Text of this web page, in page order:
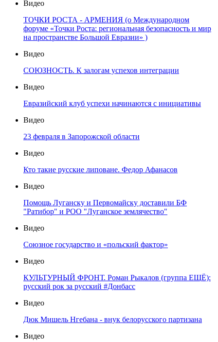
Видео
ТОЧКИ РОСТА - АРМЕНИЯ (о Международном
форуме «Точки Роста: региональная безопасность и мир
на пространстве Большой Евразии» )
Видео
СОЮЗНОСТЬ. К залогам успехов интеграции
Видео
Евразийский клуб успехи начинаются с инициативы
Видео
23 февраля в Запорожской области
Видео
Кто такие русские липоване. Федор Афанасов
Видео
Помощь Луганску и Первомайску доставили БФ
"Ратибор" и РОО "Луганское землячество"
Видео
Союзное государство и «польский фактор»
Видео
КУЛЬТУРНЫЙ ФРОНТ. Роман Рыкалов (группа ЕЩЁ):
русский рок за русский #Донбасс
Видео
Дюк Мишель Нгебана - внук белорусского партизана
Видео